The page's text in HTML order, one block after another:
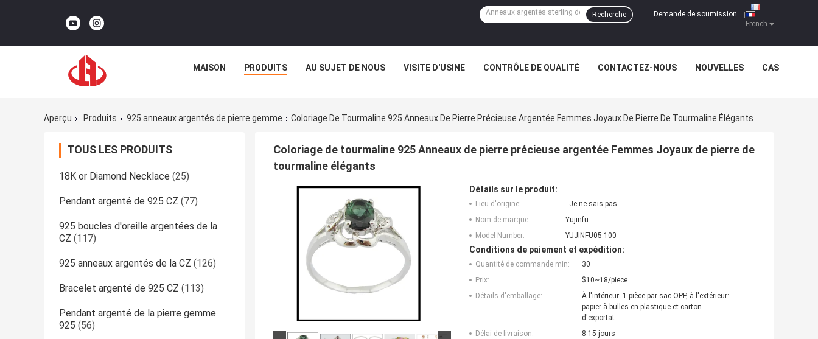
French
Demande de soumission
Recherche
MAISON PRODUITS AU SUJET DE NOUS VISITE D'USINE CONTRÔLE DE QUALITÉ CONTACTEZ-NOUS NOUVELLES CAS
Aperçu Produits 925 anneaux argentés de pierre gemme Coloriage De Tourmaline 925 Anneaux De Pierre Précieuse Argentée Femmes Joyaux De Pierre De Tourmaline Élégants
TOUS LES PRODUITS
18K or Diamond Necklace (25)
Pendant argenté de 925 CZ (77)
925 boucles d'oreille argentées de la
CZ (117)
925 anneaux argentés de la CZ (126)
Bracelet argenté de 925 CZ (113)
Pendant argenté de la pierre gemme
925 (56)
Coloriage de tourmaline 925 Anneaux de pierre précieuse argentée Femmes Joyaux de pierre de
tourmaline élégants
Détails sur le produit:
Lieu d'origine:
- Je ne sais pas.
Nom de marque:
Yujinfu
Model Number:
YUJINFU05-100
Conditions de paiement et expédition:
Quantité de commande min:
30
Prix:
$10~18/piece
Détails d'emballage:
À l'intérieur: 1 pièce par sac OPP, à l'extérieur:
papier à bulles en plastique et carton
d'exportat
Délai de livraison:
8-15 jours